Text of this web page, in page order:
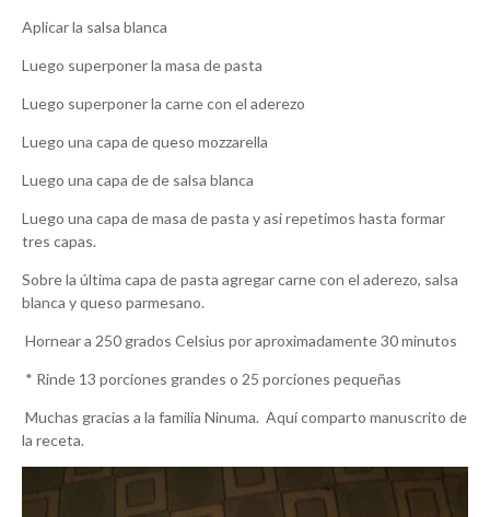
Aplicar la salsa blanca
Luego superponer la masa de pasta
Luego superponer la carne con el aderezo
Luego una capa de queso mozzarella
Luego una capa de de salsa blanca
Luego una capa de masa de pasta y asi repetimos hasta formar
tres capas.
Sobre la última capa de pasta agregar carne con el aderezo, salsa
blanca y queso parmesano.
Hornear a 250 grados Celsius por aproximadamente 30 minutos
* Rinde 13 porciones grandes o 25 porciones pequeñas
Muchas gracias a la familia Ninuma. Aquí comparto manuscrito de
la receta.